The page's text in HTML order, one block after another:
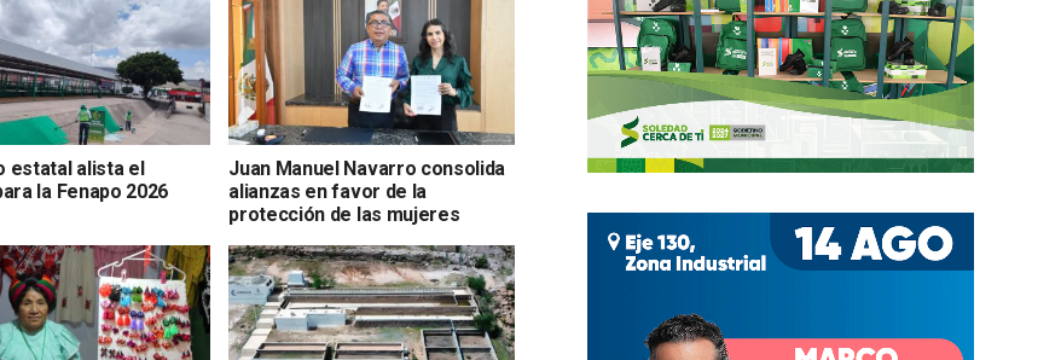
estatal alista el
la Fenapo 2026
Juan Manuel Navarro consolida
alianzas en favor de la
protección de las mujeres